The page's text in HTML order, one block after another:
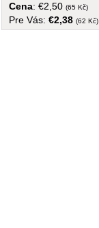
Cena: €2,50 (65 Kč)
Pre Vás: €2,38 (62 Kč)